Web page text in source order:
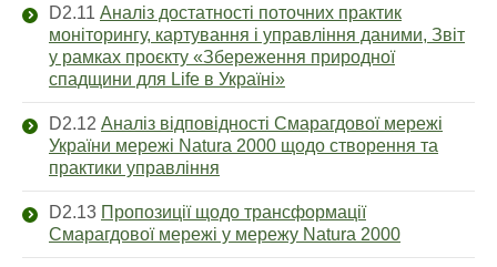
D2.11 Аналіз достатності поточних практик
моніторингу, картування і управління даними, Звіт
у рамках проєкту «Збереження природної
спадщини для Life в Україні»
D2.12 Аналіз відповідності Смарагдової мережі
України мережі Natura 2000 щодо створення та
практики управління
D2.13 Пропозиції щодо трансформації
Смарагдової мережі у мережу Natura 2000